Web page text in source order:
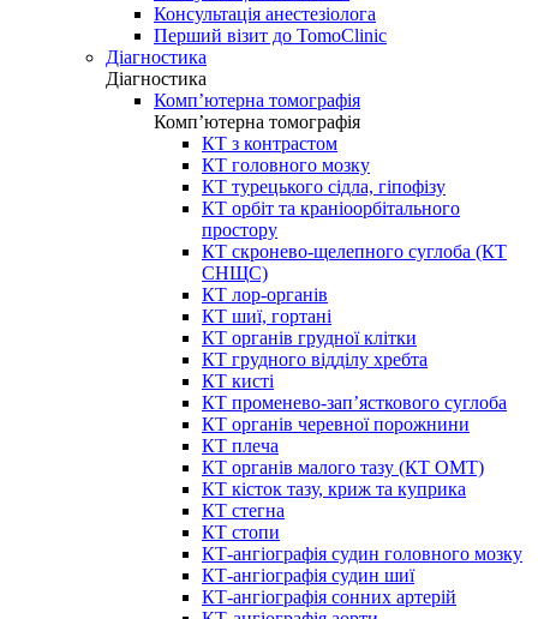
Консультація анестезіолога
Перший візит до TomoClinic
Діагностика
Діагностика
Комп’ютерна томографія
Комп’ютерна томографія
КТ з контрастом
КТ головного мозку
КТ турецького сідла, гіпофізу
КТ орбіт та краніоорбітального
простору
КТ скронево-щелепного суглоба (КТ
СНЩС)
КТ лор-органів
КТ шиї, гортані
КТ органів грудної клітки
КТ грудного відділу хребта
КТ кисті
КТ променево-зап’ясткового суглоба
КТ органів черевної порожнини
КТ плеча
КТ органів малого тазу (КТ ОМТ)
КТ кісток тазу, криж та куприка
КТ стегна
КТ стопи
КТ-ангіографія судин головного мозку
КТ-ангіографія судин шиї
КТ-ангіографія сонних артерій